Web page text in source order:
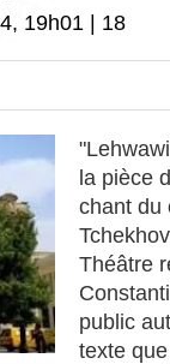
, 19h01 18
la pièce
chant du
Théâtre
public
texte